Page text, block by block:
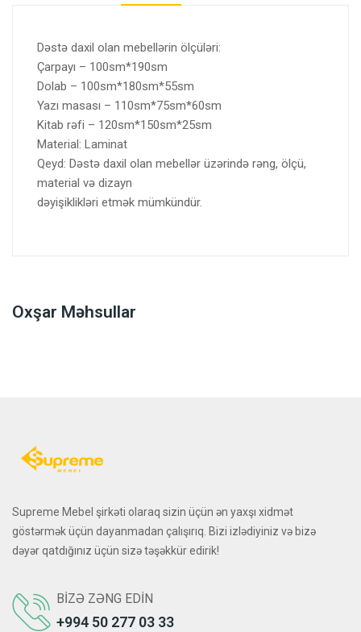
Dəstə daxil olan mebellərin ölçüləri:
Çarpayı – 100sm*190sm
Dolab – 100sm*180sm*55sm
Yazı masası – 110sm*75sm*60sm
Kitab rəfi – 120sm*150sm*25sm
Material: Laminat
Qeyd: Dəstə daxil olan mebellər üzərində rəng, ölçü,
material və dizayn
dəyişiklikləri etmək mümkündür.
Oxşar Məhsullar
Supreme Mebel şirkəti olaraq sizin üçün ən yaxşı xidmət
göstərmək üçün dayanmadan çalışırıq. Bizi izlədiyiniz və bizə
dəyər qatdığınız üçün sizə təşəkkür edirik!
BIZƏ ZƏNG EDIN
+994 50 277 03 33